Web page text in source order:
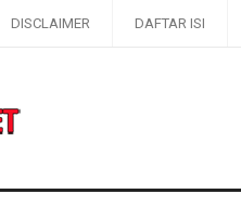
DISCLAIMER DAFTAR ISI